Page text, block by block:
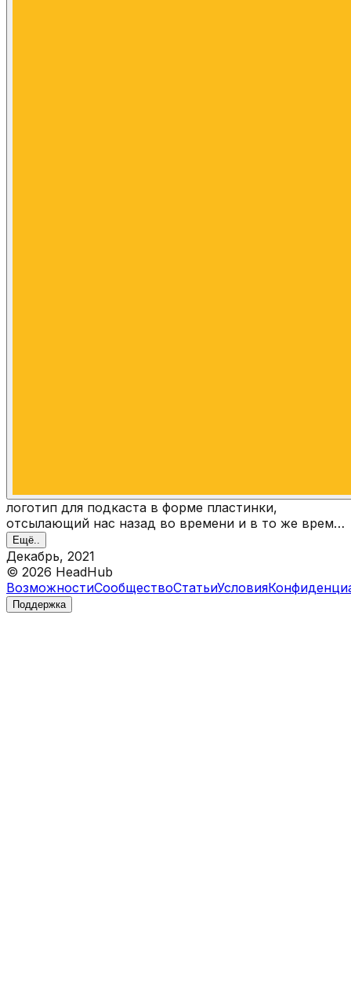
логотип для подкаста в форме пластинки,
отсылающий нас назад во времени и в то же время
достаточно яркий, чтобы расположить нас к чему-
то позитивному и интересному
Ещё..
Декабрь, 2021
© 2026 HeadHub
ВозможностиСообществоСтатьиУсловия
Поддержка